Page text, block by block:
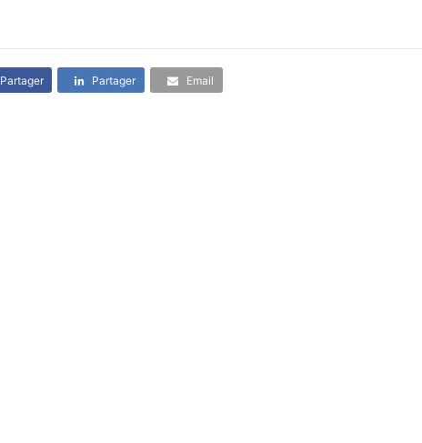
Partager Partager Email